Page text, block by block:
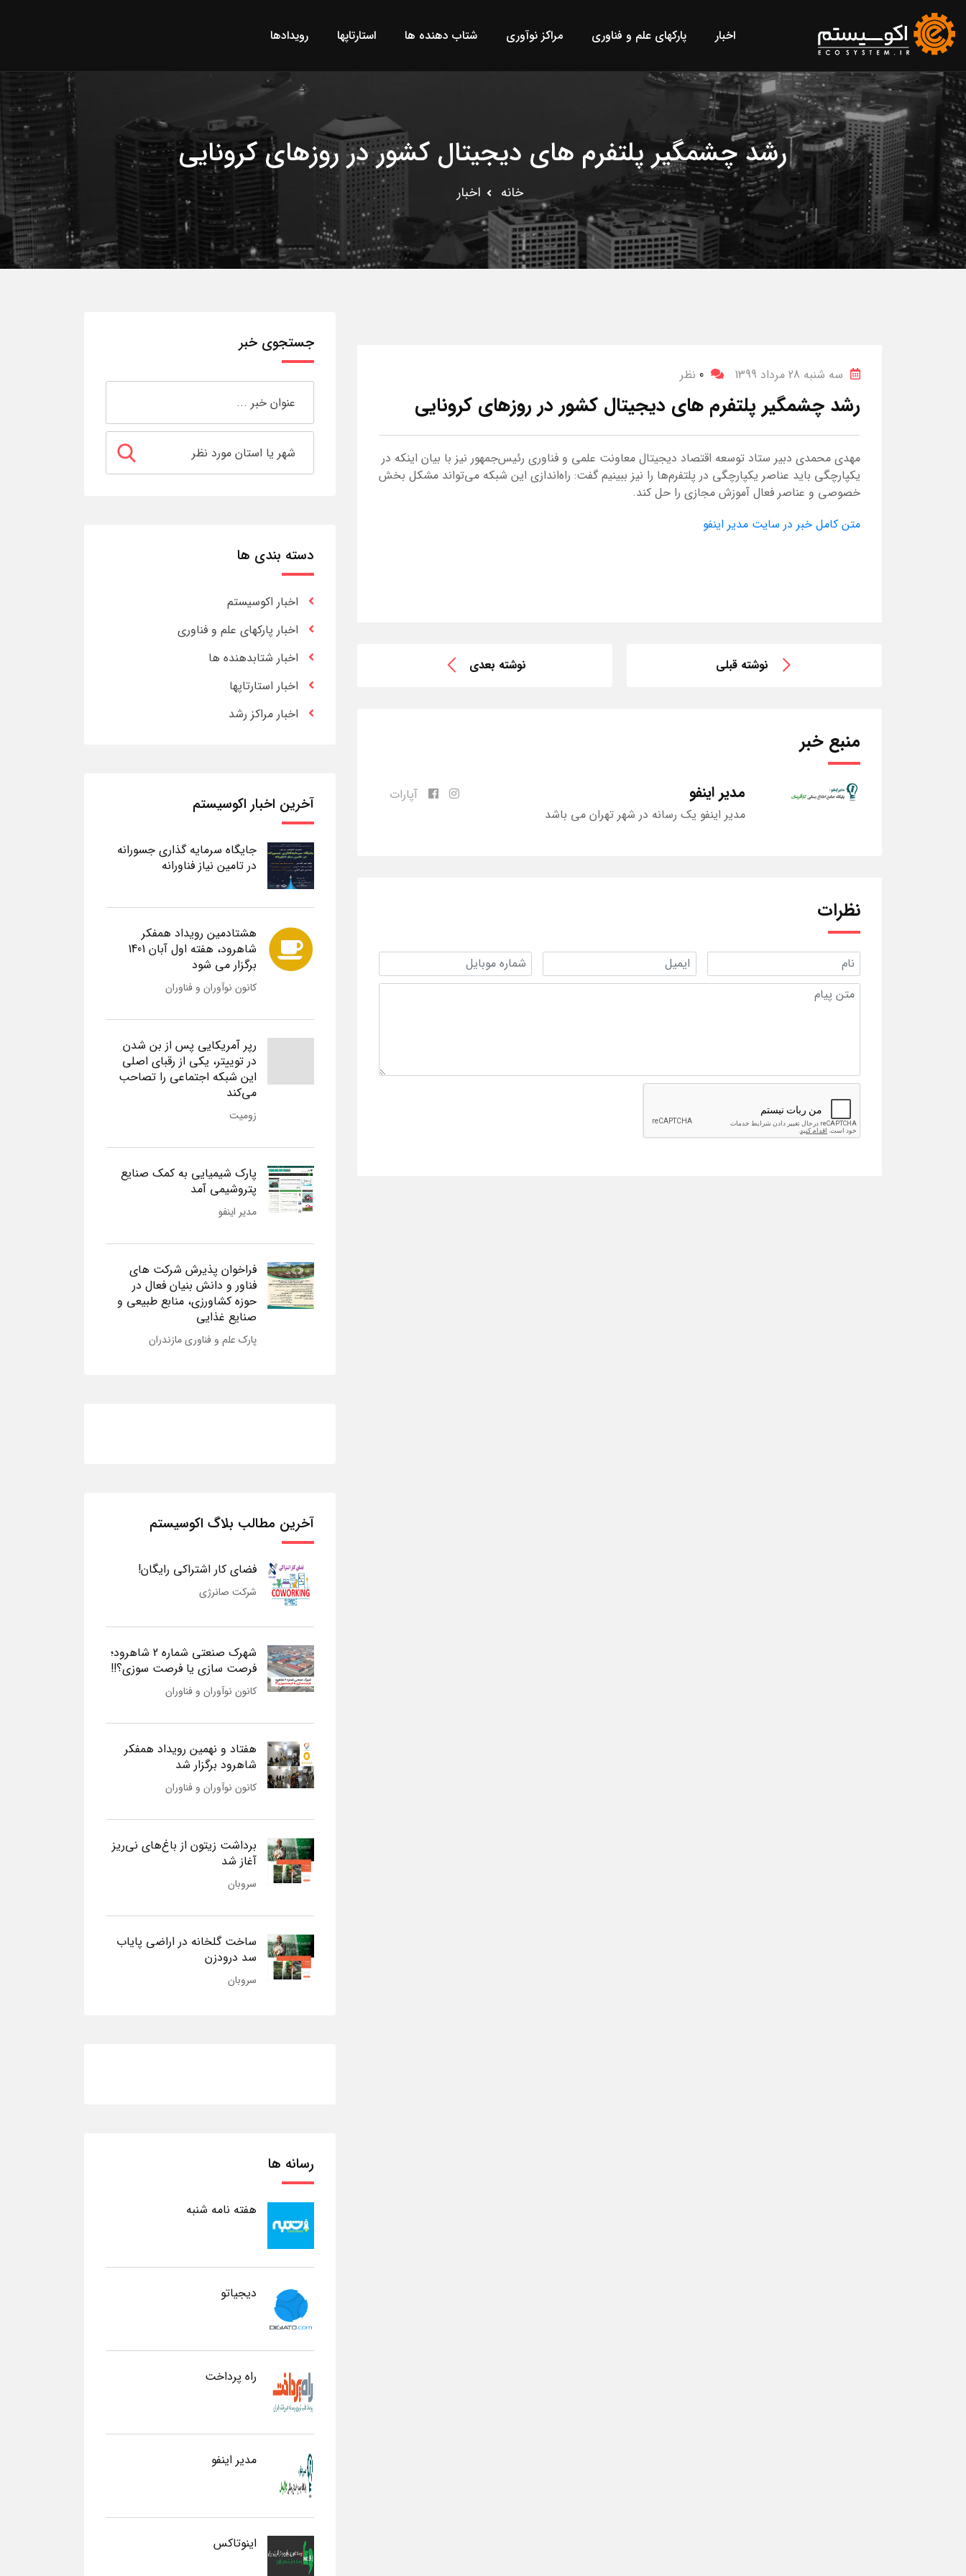
اخبار پارکهای علم و فناوری مراکز نوآوری شتاب دهنده ها استارتاپها رویدادها
رشد چشمگیر پلتفرم های دیجیتال کشور در روزهای کرونایی
خانه اخبار
سه شنبه 28 مرداد 1399 0 نظر
رشد چشمگیر پلتفرم های دیجیتال کشور در روزهای کرونایی
مهدی محمدی دبیر ستاد توسعه اقتصاد دیجیتال معاونت علمی و فناوری رئیس‌جمهور نیز با بیان اینکه در
یکپارچگی باید عناصر یکپارچگی در پلتفرم‌ها را نیز ببینیم گفت: راه‌اندازی این شبکه می‌تواند مشکل بخش
خصوصی و عناصر فعال آموزش مجازی را حل کند.
متن کامل خبر در سایت مدیر اینفو
نوشته قبلی نوشته بعدی
منبع خبر
مدیر اینفو
مدیر اینفو یک رسانه در شهر تهران می باشد
آپارات
نظرات
جستجوی خبر
دسته بندی ها
اخبار اکوسیستم
اخبار پارکهای علم و فناوری
اخبار شتابدهنده ها
اخبار استارتاپها
اخبار مراکز رشد
آخرین اخبار اکوسیستم
جایگاه سرمایه گذاری جسورانه
در تامین نیاز فناورانه
هشتادمین رویداد همفکر
شاهرود، هفته اول آبان 1401
برگزار می شود
کانون نوآوران و فناوران
رپر آمریکایی پس از بن شدن
در توییتر، یکی از رقبای اصلی
این شبکه اجتماعی را تصاحب
می‌کند
زومیت
پارک شیمیایی به کمک صنایع
پتروشیمی آمد
مدیر اینفو
فراخوان پذیرش شرکت های
فناور و دانش بنیان فعال در
حوزه کشاورزی، منابع طبیعی و
صنایع غذایی
پارک علم و فناوری مازندران
آخرین مطالب بلاگ اکوسیستم
فضای کار اشتراکی رایگان!
شرکت صانرژی
شهرک صنعتی شماره 2 شاهرود؛
فرصت سازی یا فرصت سوزی؟!!
کانون نوآوران و فناوران
هفتاد و نهمین رویداد همفکر
شاهرود برگزار شد
کانون نوآوران و فناوران
برداشت زیتون از باغ‌های نی‌ریز
آغاز شد
سروبان
ساخت گلخانه در اراضی پایاب
سد درودزن
سروبان
رسانه ها
هفته نامه شنبه
دیجیاتو
راه پرداخت
مدیر اینفو
اینوتاکس